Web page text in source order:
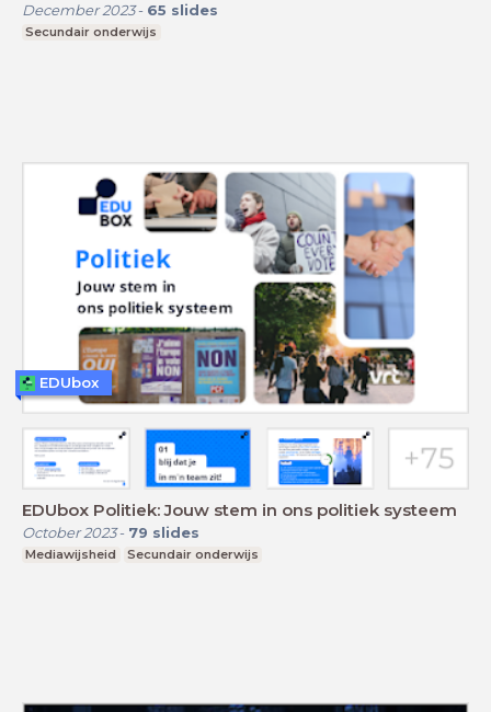
December 2023- 65 slides
Secundair onderwijs
EDUbox Politiek: Jouw stem in ons politiek systeem
October 2023- 79 slides
Mediawijsheid Secundair onderwijs
EDUbox